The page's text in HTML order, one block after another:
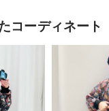
コーディネート